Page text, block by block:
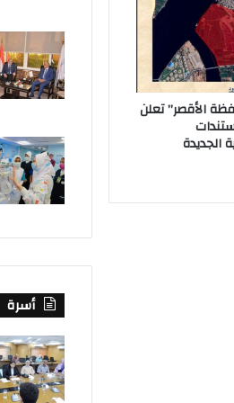
الأقصر” تعلن
الجديدة
أسرة